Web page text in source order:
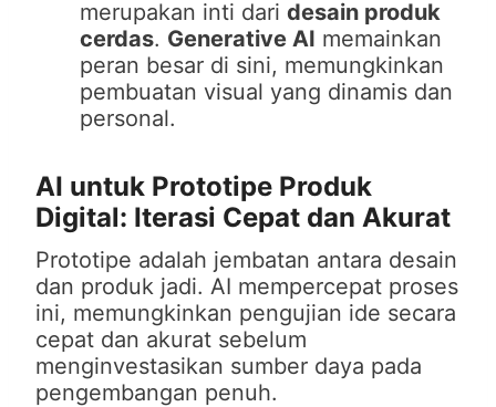
merupakan inti dari desain produk
cerdas. Generative AI memainkan
peran besar di sini, memungkinkan
pembuatan visual yang dinamis dan
personal.
AI untuk Prototipe Produk
Digital: Iterasi Cepat dan Akurat
Prototipe adalah jembatan antara desain
dan produk jadi. AI mempercepat proses
ini, memungkinkan pengujian ide secara
cepat dan akurat sebelum
menginvestasikan sumber daya pada
pengembangan penuh.